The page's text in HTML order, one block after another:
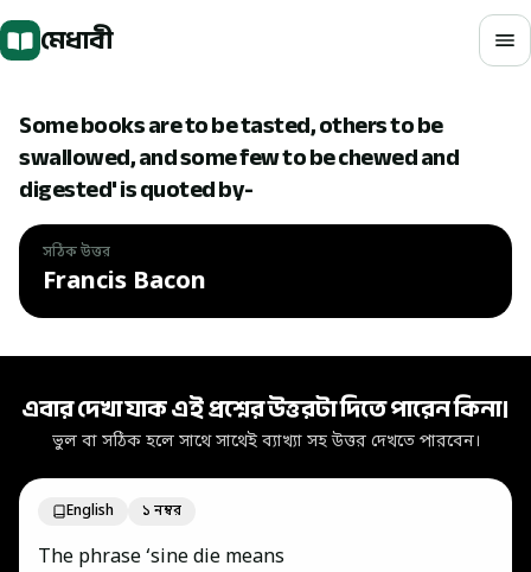
মূল বিষয়বস্তুতে যান
মেধাবী
Some books are to be tasted, others to be
swallowed, and some few to be chewed and
digested' is quoted by-
সঠিক উত্তর
Francis Bacon
সঠিক উত্তর: Francis Bacon
এবার দেখা যাক এই প্রশ্নের উত্তরটা দিতে পারেন কিনা।
ভুল বা সঠিক হলে সাথে সাথেই ব্যাখ্যা সহ উত্তর দেখতে পারবেন।
English ১ নম্বর
The phrase ‘sine die means